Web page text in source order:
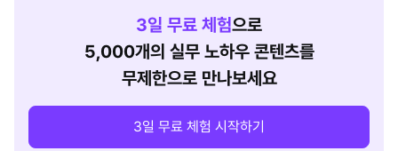
3일 무료 체험으로
5,000개의 실무 노하우 콘텐츠를
무제한으로 만나보세요
3일 무료 체험 시작하기